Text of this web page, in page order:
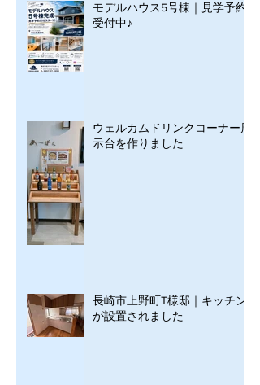
モデルハウス5号棟｜見学予約
受付中♪
ウェルカムドリンクコーナー展
示台を作りました
長崎市上野町T様邸｜キッチン
が設置されました